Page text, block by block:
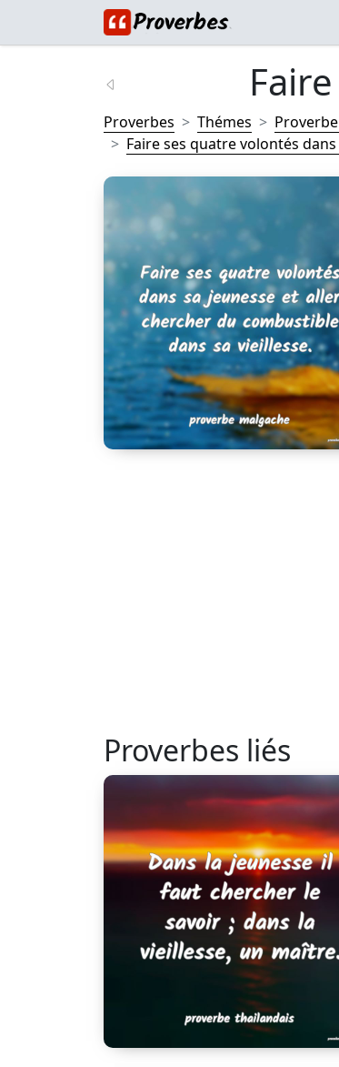
Proverbes Thémes
Faire ses quatre volontés
Proverbes liés